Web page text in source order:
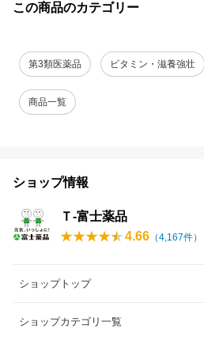
この商品のカテゴリー
第3類医薬品 ビタミン・滋養強壮
商品一覧
ショップ情報
Ｔ-富士薬品
4.66 （4,167件）
ショップトップ
ショップカテゴリ一覧